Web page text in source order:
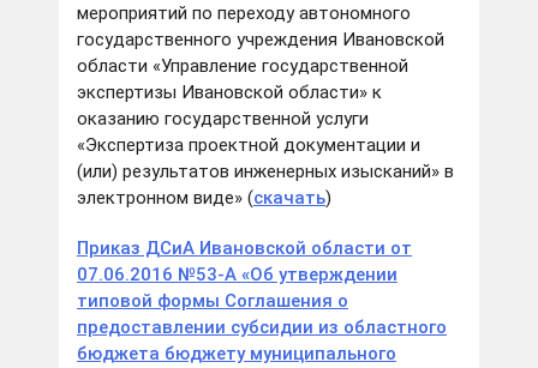
мероприятий по переходу автономного
государственного учреждения Ивановской
области «Управление государственной
экспертизы Ивановской области» к
оказанию государственной услуги
«Экспертиза проектной документации и
(или) результатов инженерных изысканий» в
электронном виде» (скачать)
Приказ ДСиА Ивановской области от
07.06.2016 №53-А «Об утверждении
типовой формы Соглашения о
предоставлении субсидии из областного
бюджета бюджету муниципального